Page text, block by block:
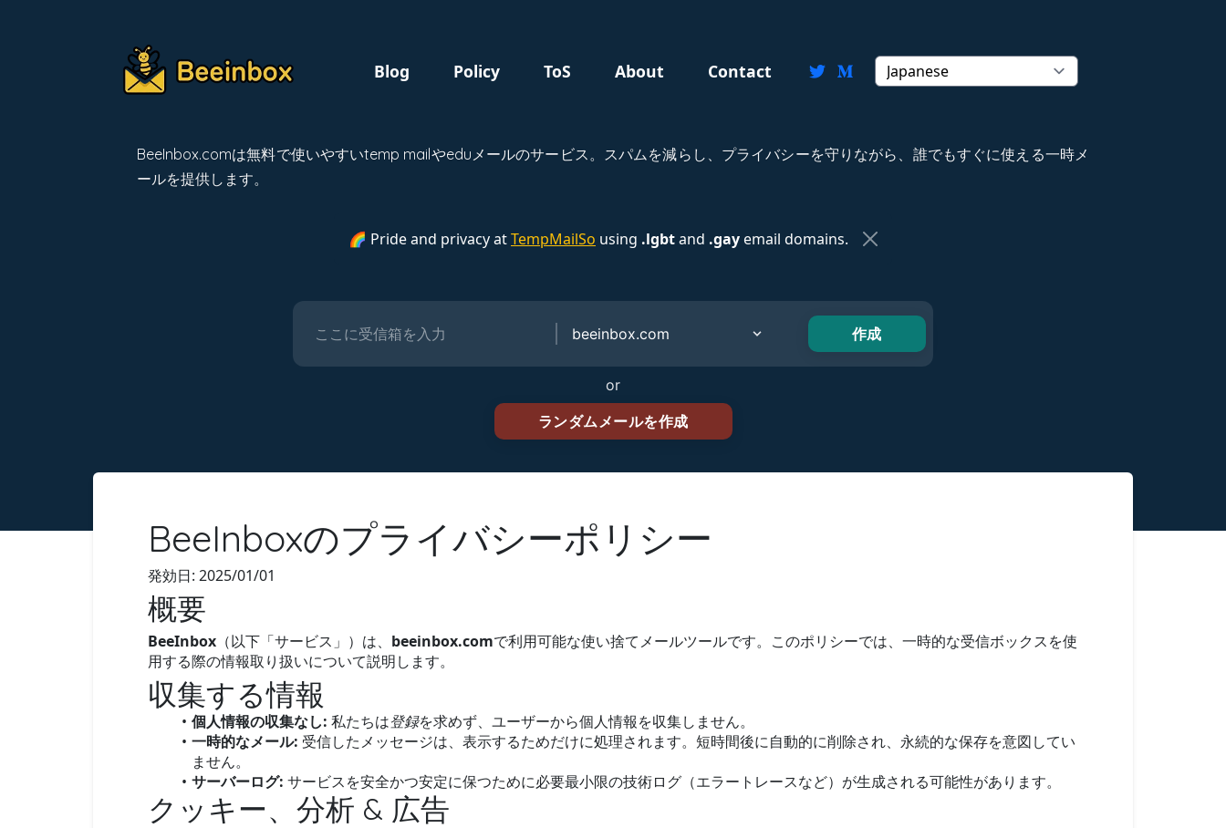
Blog Policy ToS About Contact
BeeInbox.comは無料で使いやすいtemp mailやeduメールのサービス。スパムを減らし、プライバシーを守りながら、誰でもすぐに使える一時メ
ールを提供します。
🌈 Pride and privacy atTempMailSo using .lgbtand .gayemail domains.
or
BeeInboxのプライバシーポリシー
発効日: 2025/01/01
概要
BeeInbox （以下「サービス」）は、 beeinbox.comで利用可能な使い捨てメールツールです。このポリシーでは、一時的な受信ボックスを使
用する際の情報取り扱いについて説明します。
収集する情報
個人情報の収集なし: 私たちは登録を求めず、ユーザーから個人情報を収集しません。
一時的なメール: 受信したメッセージは、表示するためだけに処理されます。短時間後に自動的に削除され、永続的な保存を意図してい
ません。
サーバーログ: サービスを安全かつ安定に保つために必要最小限の技術ログ（エラートレースなど）が生成される可能性があります。
クッキー、分析 & 広告